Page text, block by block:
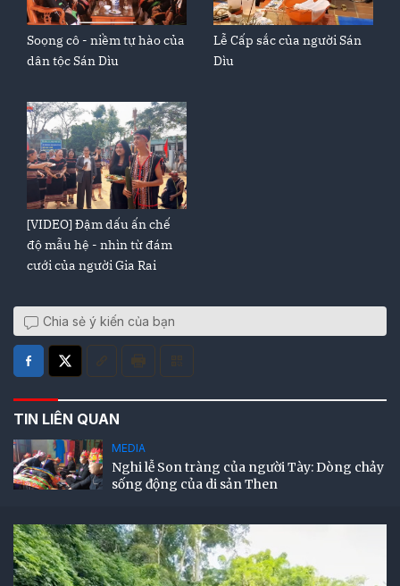
Soọng cô - niềm tự hào của
dân tộc Sán Dìu
Lễ Cấp sắc của người Sán
Dìu
[VIDEO] Đậm dấu ấn chế
độ mẫu hệ - nhìn từ đám
cưới của người Gia Rai
Chia sẻ ý kiến của bạn
TIN LIÊN QUAN
MEDIA
Nghi lễ Son tràng của người Tày: Dòng chảy
sống động của di sản Then